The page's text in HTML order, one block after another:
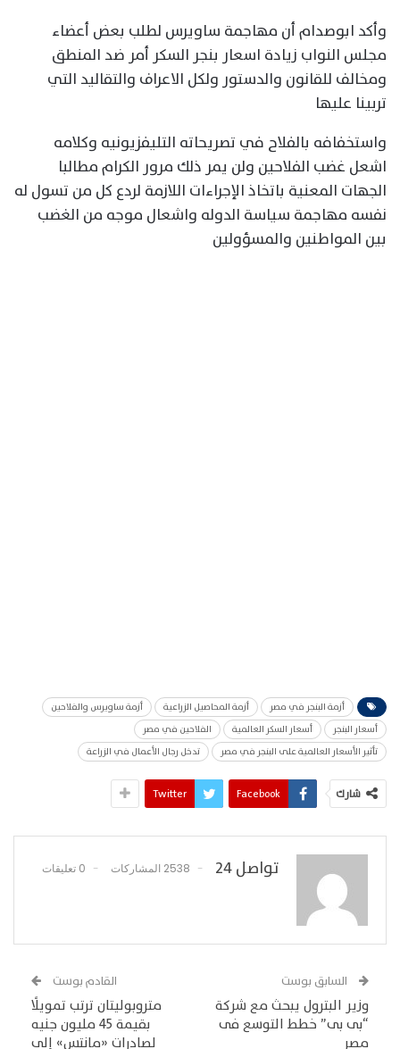
وأكد ابوصدام أن مهاجمة ساويرس لطلب بعض أعضاء
مجلس النواب زيادة اسعار بنجر السكر أمر ضد المنطق
ومخالف للقانون والدستور ولكل الاعراف والتقاليد التي
تربينا عليها
واستخفافه بالفلاح في تصريحاته التليفزيونيه وكلامه
اشعل غضب الفلاحين ولن يمر ذلك مرور الكرام مطالبا
الجهات المعنية باتخاذ الإجراءات اللازمة لردع كل من تسول له
نفسه مهاجمة سياسة الدوله واشعال موجه من الغضب
بين المواطنين والمسؤولين
أزمة البنجر في مصر أزمة المحاصيل الزراعية
أزمة ساويرس والفلاحين
أسعار البنجر
أسعار السكر العالمية
الفلاحين في مصر
تأثير الأسعار العالمية على البنجر في مصر
تدخل رجال الأعمال في الزراعة
شارك Facebook
Twitter
تواصل 24 2538 المشاركات 0 تعليقات
السابق بوست
وزير البترول يبحث مع شركة
“بى بى” خطط التوسع فى
مصر
القادم بوست
متروبوليتان ترتب تمويلًا
بقيمة 45 مليون جنيه
لصادرات «مانتس» إلى